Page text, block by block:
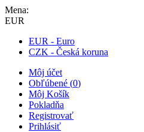
Mena:
EUR
EUR - Euro
CZK - Česká koruna
Môj účet
Obľúbené (0)
Môj Košík
Pokladňa
Registrovať
Prihlásiť